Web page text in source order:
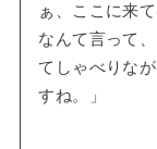
ぁ、ここに来
なんて言って
てしゃべりな
すね。」